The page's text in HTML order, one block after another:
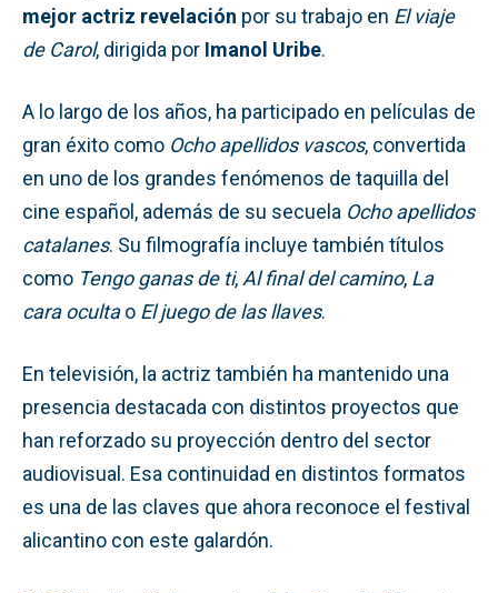
mejor actriz revelación por su trabajo en El viaje
de Carol, dirigida por Imanol Uribe.
A lo largo de los años, ha participado en películas de
gran éxito como Ocho apellidos vascos, convertida
en uno de los grandes fenómenos de taquilla del
cine español, además de su secuela Ocho apellidos
catalanes. Su filmografía incluye también títulos
como Tengo ganas de ti, Al final del camino, La
cara ocultao El juego de las llaves.
En televisión, la actriz también ha mantenido una
presencia destacada con distintos proyectos que
han reforzado su proyección dentro del sector
audiovisual. Esa continuidad en distintos formatos
es una de las claves que ahora reconoce el festival
alicantino con este galardón.